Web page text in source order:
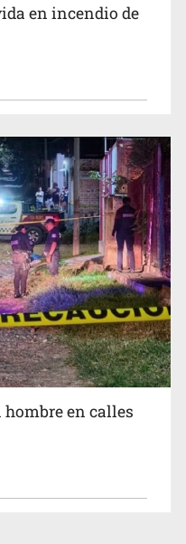
de paquetes
en incendio de
en calles